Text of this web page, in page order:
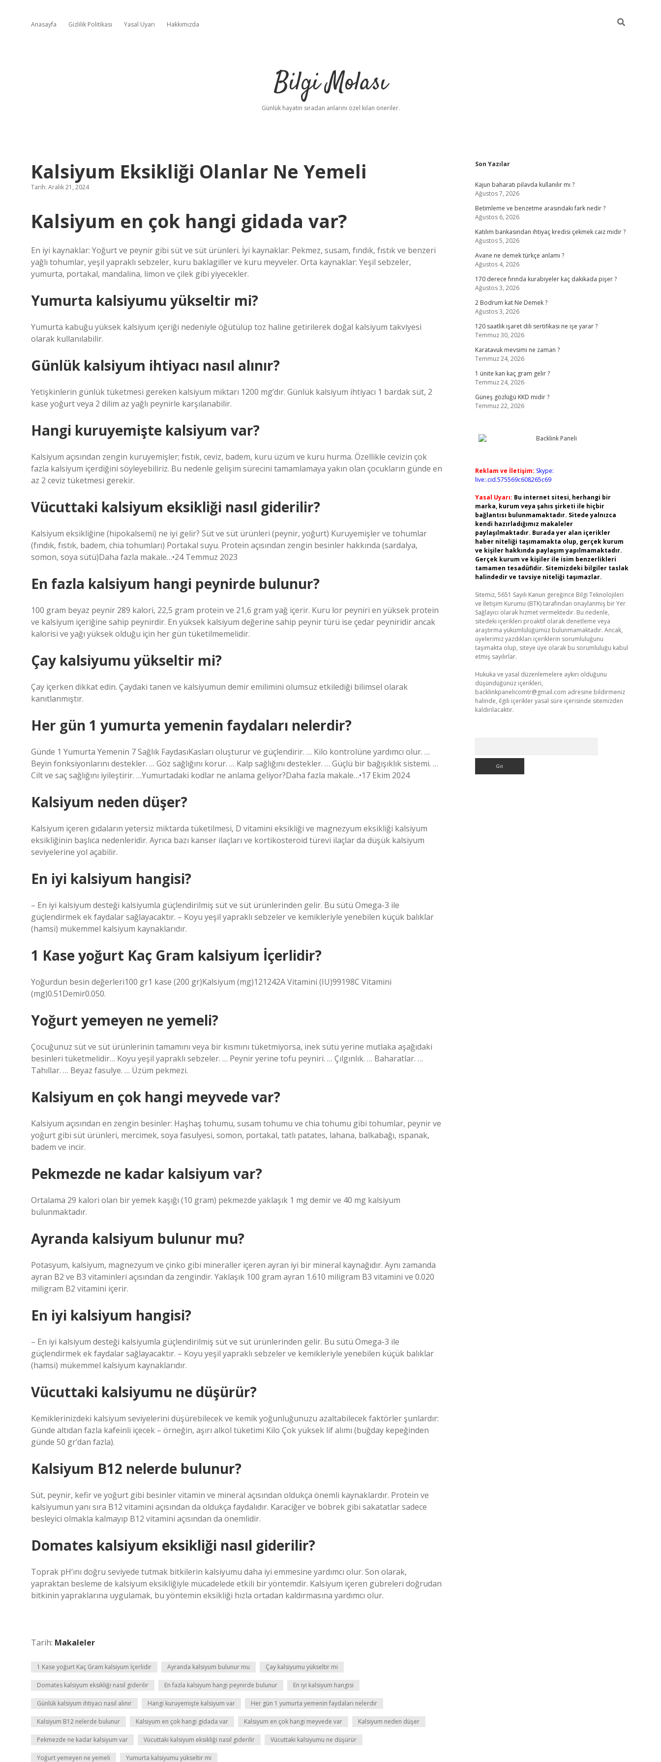
Anasayfa Gizlilik Politikası Yasal Uyarı Hakkımızda
Bilgi Molası
Günlük hayatın sıradan anlarını özel kılan öneriler.
Kalsiyum Eksikliği Olanlar Ne Yemeli
Tarih: Aralık 21, 2024
Kalsiyum en çok hangi gidada var?
En iyi kaynaklar: Yoğurt ve peynir gibi süt ve süt ürünleri. İyi kaynaklar: Pekmez, susam, fındık, fıstık ve benzeri
yağlı tohumlar, yeşil yapraklı sebzeler, kuru baklagiller ve kuru meyveler. Orta kaynaklar: Yeşil sebzeler,
yumurta, portakal, mandalina, limon ve çilek gibi yiyecekler.
Yumurta kalsiyumu yükseltir mi?
Yumurta kabuğu yüksek kalsiyum içeriği nedeniyle öğütülüp toz haline getirilerek doğal kalsiyum takviyesi
olarak kullanılabilir.
Günlük kalsiyum ihtiyacı nasıl alınır?
Yetişkinlerin günlük tüketmesi gereken kalsiyum miktarı 1200 mg’dır. Günlük kalsiyum ihtiyacı 1 bardak süt, 2
kase yoğurt veya 2 dilim az yağlı peynirle karşılanabilir.
Hangi kuruyemişte kalsiyum var?
Kalsiyum açısından zengin kuruyemişler; fıstık, ceviz, badem, kuru üzüm ve kuru hurma. Özellikle cevizin çok
fazla kalsiyum içerdiğini söyleyebiliriz. Bu nedenle gelişim sürecini tamamlamaya yakın olan çocukların günde en
az 2 ceviz tüketmesi gerekir.
Vücuttaki kalsiyum eksikliği nasıl giderilir?
Kalsiyum eksikliğine (hipokalsemi) ne iyi gelir? Süt ve süt ürünleri (peynir, yoğurt) Kuruyemişler ve tohumlar
(fındık, fıstık, badem, chia tohumları) Portakal suyu. Protein açısından zengin besinler hakkında (sardalya,
somon, soya sütü)Daha fazla makale…•24 Temmuz 2023
En fazla kalsiyum hangi peynirde bulunur?
100 gram beyaz peynir 289 kalori, 22,5 gram protein ve 21,6 gram yağ içerir. Kuru lor peyniri en yüksek protein
ve kalsiyum içeriğine sahip peynirdir. En yüksek kalsiyum değerine sahip peynir türü ise çedar peyniridir ancak
kalorisi ve yağı yüksek olduğu için her gün tüketilmemelidir.
Çay kalsiyumu yükseltir mi?
Çay içerken dikkat edin. Çaydaki tanen ve kalsiyumun demir emilimini olumsuz etkilediği bilimsel olarak
kanıtlanmıştır.
Her gün 1 yumurta yemenin faydaları nelerdir?
Günde 1 Yumurta Yemenin 7 Sağlık FaydasıKasları oluşturur ve güçlendirir. … Kilo kontrolüne yardımcı olur. …
Beyin fonksiyonlarını destekler. … Göz sağlığını korur. … Kalp sağlığını destekler. … Güçlü bir bağışıklık sistemi. …
Cilt ve saç sağlığını iyileştirir. …Yumurtadaki kodlar ne anlama geliyor?Daha fazla makale…•17 Ekim 2024
Kalsiyum neden düşer?
Kalsiyum içeren gıdaların yetersiz miktarda tüketilmesi, D vitamini eksikliği ve magnezyum eksikliği kalsiyum
eksikliğinin başlıca nedenleridir. Ayrıca bazı kanser ilaçları ve kortikosteroid türevi ilaçlar da düşük kalsiyum
seviyelerine yol açabilir.
En iyi kalsiyum hangisi?
– En iyi kalsiyum desteği kalsiyumla güçlendirilmiş süt ve süt ürünlerinden gelir. Bu sütü Omega-3 ile
güçlendirmek ek faydalar sağlayacaktır. – Koyu yeşil yapraklı sebzeler ve kemikleriyle yenebilen küçük balıklar
(hamsi) mükemmel kalsiyum kaynaklarıdır.
1 Kase yoğurt Kaç Gram kalsiyum İçerlidir?
Yoğurdun besin değerleri100 gr1 kase (200 gr)Kalsiyum (mg)121242A Vitamini (IU)99198C Vitamini
(mg)0.51Demir0.050.
Yoğurt yemeyen ne yemeli?
Çocuğunuz süt ve süt ürünlerinin tamamını veya bir kısmını tüketmiyorsa, inek sütü yerine mutlaka aşağıdaki
besinleri tüketmelidir… Koyu yeşil yapraklı sebzeler. … Peynir yerine tofu peyniri. … Çılgınlık. … Baharatlar. …
Tahıllar. … Beyaz fasulye. … Üzüm pekmezi.
Kalsiyum en çok hangi meyvede var?
Kalsiyum açısından en zengin besinler: Haşhaş tohumu, susam tohumu ve chia tohumu gibi tohumlar, peynir ve
yoğurt gibi süt ürünleri, mercimek, soya fasulyesi, somon, portakal, tatlı patates, lahana, balkabağı, ıspanak,
badem ve incir.
Pekmezde ne kadar kalsiyum var?
Ortalama 29 kalori olan bir yemek kaşığı (10 gram) pekmezde yaklaşık 1 mg demir ve 40 mg kalsiyum
bulunmaktadır.
Ayranda kalsiyum bulunur mu?
Potasyum, kalsiyum, magnezyum ve çinko gibi mineraller içeren ayran iyi bir mineral kaynağıdır. Aynı zamanda
ayran B2 ve B3 vitaminleri açısından da zengindir. Yaklaşık 100 gram ayran 1.610 miligram B3 vitamini ve 0.020
miligram B2 vitamini içerir.
En iyi kalsiyum hangisi?
– En iyi kalsiyum desteği kalsiyumla güçlendirilmiş süt ve süt ürünlerinden gelir. Bu sütü Omega-3 ile
güçlendirmek ek faydalar sağlayacaktır. – Koyu yeşil yapraklı sebzeler ve kemikleriyle yenebilen küçük balıklar
(hamsi) mükemmel kalsiyum kaynaklarıdır.
Vücuttaki kalsiyumu ne düşürür?
Kemiklerinizdeki kalsiyum seviyelerini düşürebilecek ve kemik yoğunluğunuzu azaltabilecek faktörler şunlardır:
Günde altıdan fazla kafeinli içecek – örneğin, aşırı alkol tüketimi Kilo Çok yüksek lif alımı (buğday kepeğinden
günde 50 gr’dan fazla).
Kalsiyum B12 nelerde bulunur?
Süt, peynir, kefir ve yoğurt gibi besinler vitamin ve mineral açısından oldukça önemli kaynaklardır. Protein ve
kalsiyumun yanı sıra B12 vitamini açısından da oldukça faydalıdır. Karaciğer ve böbrek gibi sakatatlar sadece
besleyici olmakla kalmayıp B12 vitamini açısından da önemlidir.
Domates kalsiyum eksikliği nasıl giderilir?
Toprak pH’ını doğru seviyede tutmak bitkilerin kalsiyumu daha iyi emmesine yardımcı olur. Son olarak,
yapraktan besleme de kalsiyum eksikliğiyle mücadelede etkili bir yöntemdir. Kalsiyum içeren gübreleri doğrudan
bitkinin yapraklarına uygulamak, bu yöntemin eksikliği hızla ortadan kaldırmasına yardımcı olur.
Tarih: Makaleler
1 Kase yoğurt Kaç Gram kalsiyum İçerlidir Ayranda kalsiyum bulunur mu Çay kalsiyumu yükseltir mi
Domates kalsiyum eksikliği nasıl giderilir En fazla kalsiyum hangi peynirde bulunur En iyi kalsiyum hangisi
Günlük kalsiyum ihtiyacı nasıl alınır Hangi kuruyemişte kalsiyum var Her gün 1 yumurta yemenin faydaları nelerdir
Kalsiyum B12 nelerde bulunur Kalsiyum en çok hangi gidada var Kalsiyum en çok hangi meyvede var Kalsiyum neden düşer
Pekmezde ne kadar kalsiyum var Vücuttaki kalsiyum eksikliği nasıl giderilir Vücuttaki kalsiyumu ne düşürür
Yoğurt yemeyen ne yemeli Yumurta kalsiyumu yükseltir mi
Sidebar
Son Yazılar
Kajun baharatı pilavda kullanılır mı ?
Ağustos 7, 2026
Betimleme ve benzetme arasındaki fark nedir ?
Ağustos 6, 2026
Katılım bankasından ihtiyaç kredisi çekmek caiz midir ?
Ağustos 5, 2026
Avane ne demek türkçe anlamı ?
Ağustos 4, 2026
170 derece fırında kurabiyeler kaç dakikada pişer ?
Ağustos 3, 2026
2 Bodrum kat Ne Demek ?
Ağustos 3, 2026
120 saatlik işaret dili sertifikası ne işe yarar ?
Temmuz 30, 2026
Karatavuk mevsimi ne zaman ?
Temmuz 24, 2026
1 ünite kan kaç gram gelir ?
Temmuz 24, 2026
Güneş gözlüğü KKD midir ?
Temmuz 22, 2026
Reklam ve İletişim: Skype:
live:.cid.575569c608265c69
Yasal Uyarı: Bu internet sitesi, herhangi bir
marka, kurum veya şahıs şirketi ile hiçbir
bağlantısı bulunmamaktadır. Sitede yalnızca
kendi hazırladığımız makaleler
paylaşılmaktadır. Burada yer alan içerikler
haber niteliği taşımamakta olup, gerçek kurum
ve kişiler hakkında paylaşım yapılmamaktadır.
Gerçek kurum ve kişiler ile isim benzerlikleri
tamamen tesadüfidir. Sitemizdeki bilgiler taslak
halindedir ve tavsiye niteliği taşımazlar.
Sitemiz, 5651 Sayılı Kanun gereğince Bilgi Teknolojileri
ve İletişim Kurumu (BTK) tarafından onaylanmış bir Yer
Sağlayıcı olarak hizmet vermektedir. Bu nedenle,
sitedeki içerikleri proaktif olarak denetleme veya
araştırma yükümlülüğümüz bulunmamaktadır. Ancak,
üyelerimiz yazdıkları içeriklerin sorumluluğunu
taşımakta olup, siteye üye olarak bu sorumluluğu kabul
etmiş sayılırlar.
Hukuka ve yasal düzenlemelere aykırı olduğunu
düşündüğünüz içerikleri,
backlinkpanelicomtr@gmail.com adresine bildirmeniz
halinde, ilgili içerikler yasal süre içerisinde sitemizden
kaldırılacaktır.